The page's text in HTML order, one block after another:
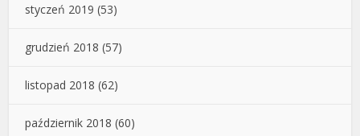
styczeń 2019 (53)
grudzień 2018 (57)
listopad 2018 (62)
październik 2018 (60)